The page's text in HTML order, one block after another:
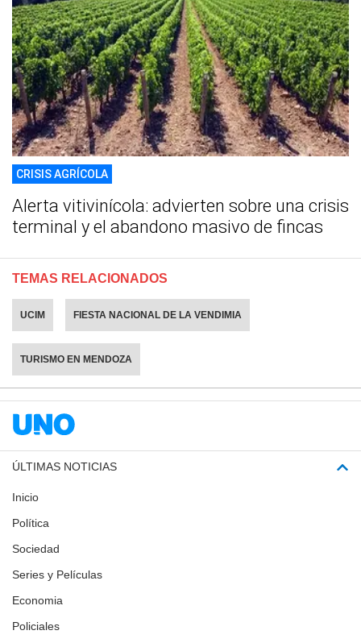
CRISIS AGRÍCOLA
Alerta vitivinícola: advierten sobre una crisis
terminal y el abandono masivo de fincas
TEMAS RELACIONADOS
UCIM FIESTA NACIONAL DE LA VENDIMIA
TURISMO EN MENDOZA
ÚLTIMAS NOTICIAS
Inicio
Política
Sociedad
Series y Películas
Economia
Policiales